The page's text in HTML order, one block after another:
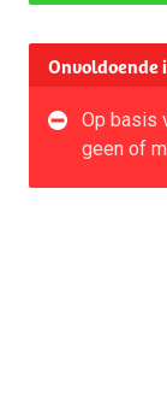
Op basis
geen of